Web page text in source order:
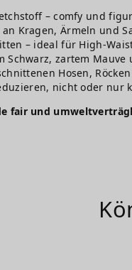
– comfy und
Kragen, Ärmeln und
– ideal für High-
Schwarz, zartem
Hosen,
nicht oder nur
fair und